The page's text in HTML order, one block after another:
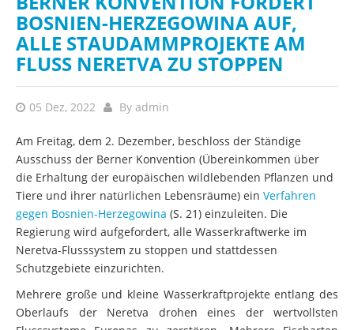
BOSNIEN-HERZEGOWINA AUF,
ALLE STAUDAMMPROJEKTE AM
FLUSS NERETVA ZU STOPPEN
Ausschuss der Berner Konvention (Übereinkommen über
die Erhaltung der europäischen wildlebenden Pflanzen und
Tiere und ihrer natürlichen Lebensräume) ein Verfahren
gegen Bosnien-Herzegowina(S. 21) einzuleiten. Die
Regierung wird aufgefordert, alle Wasserkraftwerke im
Neretva-Flusssystem zu stoppen und stattdessen
Schutzgebiete einzurichten.
Oberlaufs der Neretva drohen eines der wertvollsten
Flusssysteme Europas zu zerstören. Mehrere Fischarten